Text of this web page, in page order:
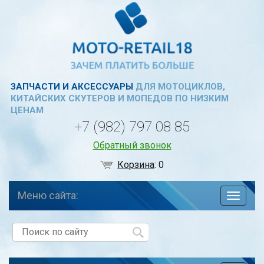
ЗАПЧАСТИ И АКСЕССУАРЫДЛЯ МОТОЦИКЛОВ,
КИТАЙСКИХ СКУТЕРОВ И МОПЕДОВ ПО НИЗКИМ
ЦЕНАМ
+7 (982) 797 08 85
Обратный звонок
Корзина:0
по
Меню сайта: